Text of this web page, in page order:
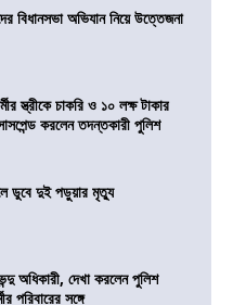
বিধানসভা অভিযান নিয়ে উত্তেজনা
স্ত্রীকে চাকরি ও ১০ লক্ষ টাকার
করলেন তদন্তকারী পুলিশ
ডুবে দুই পড়ুয়ার মৃত্যু
অধিকারী, দেখা করলেন পুলিশ
সঙ্গে